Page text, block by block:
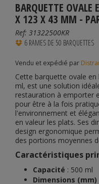
BARQUETTE
X 123 X 43 MM -
Ref: 31322500KR
6 RAMES DE 50 BARQUETTES
Vendu et expédié par
Cette barquette ovale
ml, est une solution
restauration à emporter
pour être à la fois
l'environnement et
en valeur les plats. Ses
design ergonomique
des portions moyennes
Caractéristiques
Capacité : 500 ml
Dimensions (mm)